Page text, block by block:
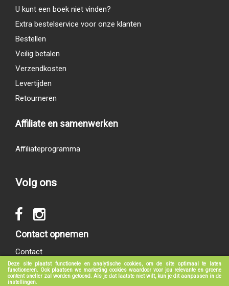
Deze site plaatst functionele en analytische cookies, om de site optimaal te laten
functioneren. Ook plaatsen we marketing cookies waardoor voor jou relevante en groene
content sneller zal worden getoond. Als je dat laatste niet wilt, kun je dit aanpassen in de
instellingen.
U kunt een boek niet vinden?
Extra bestelservice voor onze klanten
Bestellen
Veilig betalen
Verzendkosten
Levertijden
Retourneren
Affiliate en samenwerken
Affiliateprogramma
Volg ons
Contact opnemen
Contact